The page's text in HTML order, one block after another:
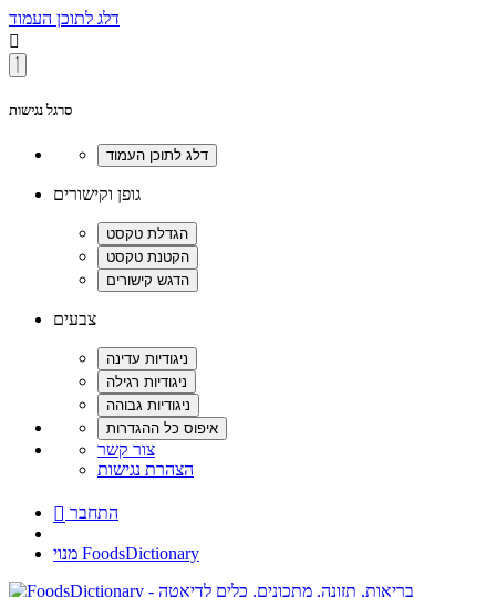
דלג לתוכן העמוד

סרגל נגישות
גופן וקישורים
צבעים
צור קשר
הצהרת נגישות
 התחבר
מנוי FoodsDictionary